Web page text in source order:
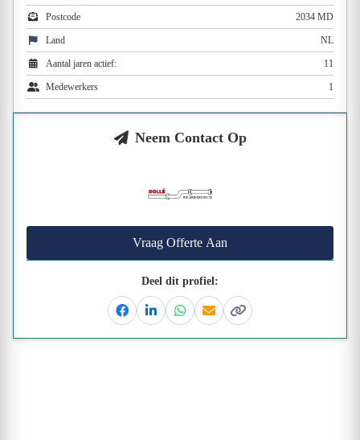
Postcode 2034 MD
Land NL
Aantal jaren actief: 11
Medewerkers 1
Neem Contact Op
Vraag Offerte Aan
Deel dit profiel:
FacebookLinkedinWhatsapp
EmailKopieer link